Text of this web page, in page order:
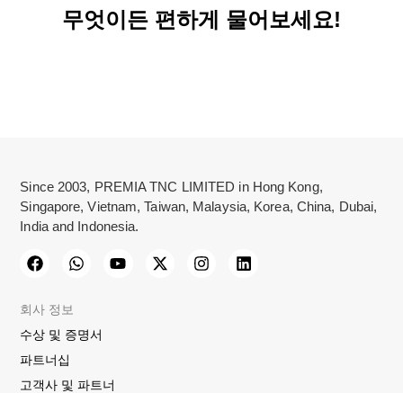
무엇이든 편하게 물어보세요!
Since 2003, PREMIA TNC LIMITED in Hong Kong,
Singapore, Vietnam, Taiwan, Malaysia, Korea, China, Dubai,
India and Indonesia.
회사 정보
수상 및 증명서
파트너십
고객사 및 파트너